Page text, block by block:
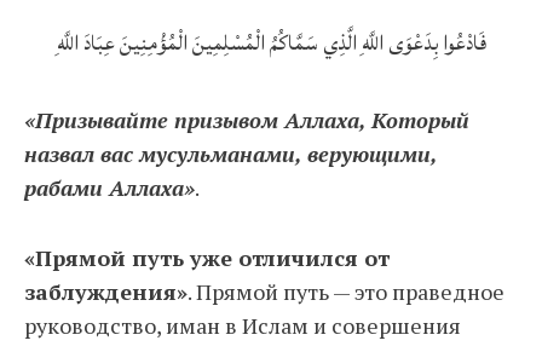
فَادْعُوا بِدَعْوَى اللَّهِ الَّذِي سَمَّاكُمُ الْمُسْلِمِينَ الْمُؤْمِنِينَ عِبَادَ اللَّهِ
«Призывайте призывом Аллаха, Который
назвал вас мусульманами, верующими,
рабами Аллаха».
«Прямой путь уже отличился от
заблуждения». Прямой путь — это праведное
руководство, иман в Ислам и совершения